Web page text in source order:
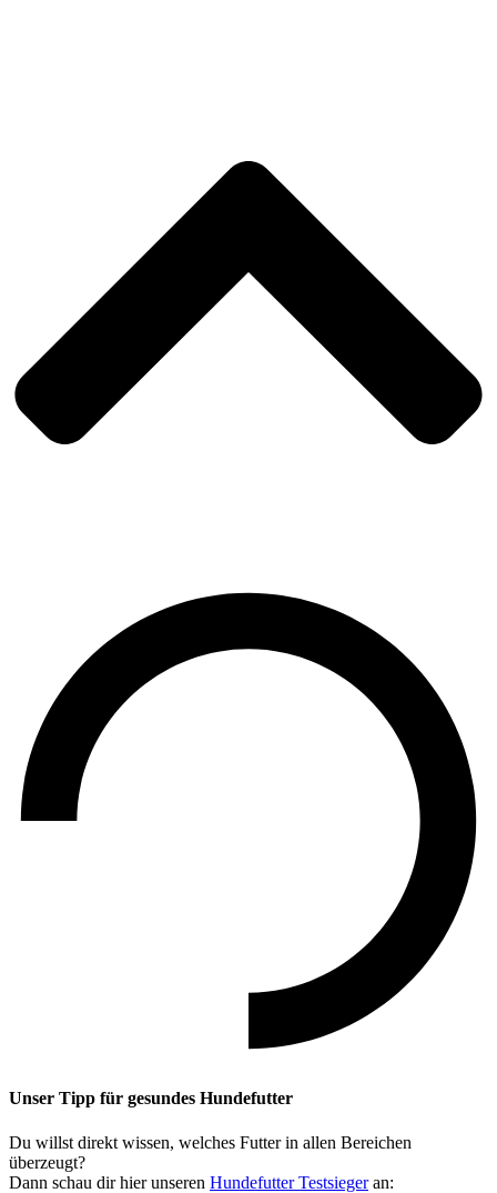
Unser Tipp für gesundes Hundefutter
Du willst direkt wissen, welches Futter in allen Bereichen
überzeugt?
Dann schau dir hier unseren Hundefutter Testsiegeran: